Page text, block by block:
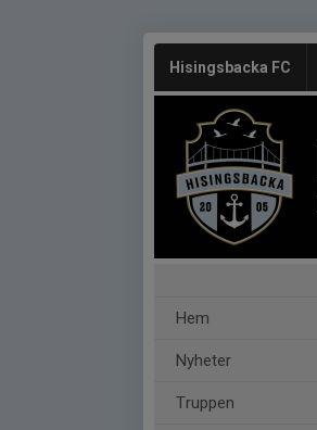
Hisingsbacka FC
Hem
Nyheter
Truppen